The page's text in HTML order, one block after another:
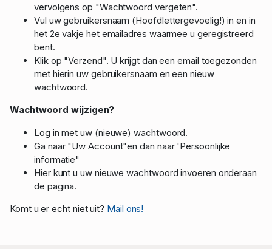
vervolgens op "Wachtwoord vergeten".
Vul uw gebruikersnaam (Hoofdlettergevoelig!) in en in
het 2e vakje het emailadres waarmee u geregistreerd
bent.
Klik op "Verzend". U krijgt dan een email toegezonden
met hierin uw gebruikersnaam en een nieuw
wachtwoord.
Wachtwoord wijzigen?
Log in met uw (nieuwe) wachtwoord.
Ga naar "Uw Account"en dan naar 'Persoonlijke
informatie"
Hier kunt u uw nieuwe wachtwoord invoeren onderaan
de pagina.
Komt u er echt niet uit? Mail ons!